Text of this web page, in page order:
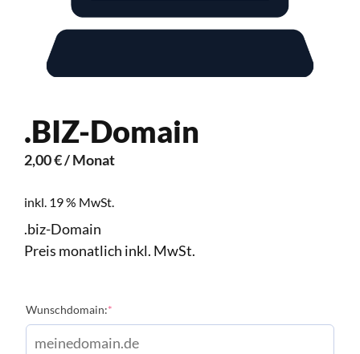
.BIZ-Domain
2,00€/ Monat
inkl. 19 % MwSt.
.biz-Domain
Preis monatlich inkl. MwSt.
Wunschdomain:*